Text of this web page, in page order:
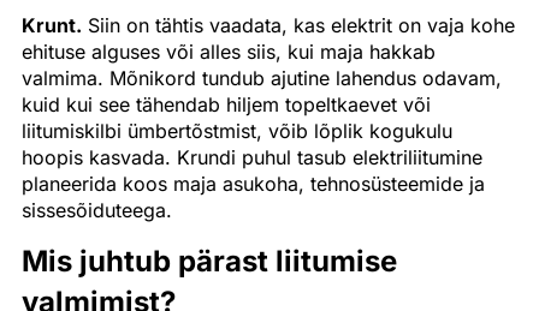
Krunt. Siin on tähtis vaadata, kas elektrit on vaja kohe
ehituse alguses või alles siis, kui maja hakkab
valmima. Mõnikord tundub ajutine lahendus odavam,
kuid kui see tähendab hiljem topeltkaevet või
liitumiskilbi ümbertõstmist, võib lõplik kogukulu
hoopis kasvada. Krundi puhul tasub elektriliitumine
planeerida koos maja asukoha, tehnosüsteemide ja
sissesõiduteega.
Mis juhtub pärast liitumise
valmimist?